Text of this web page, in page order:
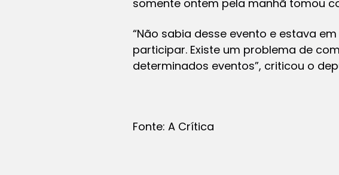
somente ontem pela manhã tomou
“Não sabia desse evento e estava
participar. Existe um problema de
determinados eventos”, criticou o
Fonte: A Crítica